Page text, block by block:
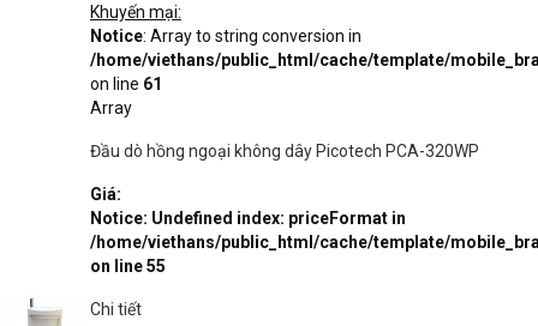
Khuyến mại:
Notice: Array to string conversion in
/home/viethans/public_html/cache/template/
on line 61
Array
Đầu dò hồng ngoại không dây Picotech PCA-320WP
Giá:
Notice: Undefined index: priceFormat in
/home/viethans/public_html/cache/template/
on line55
Chi tiết